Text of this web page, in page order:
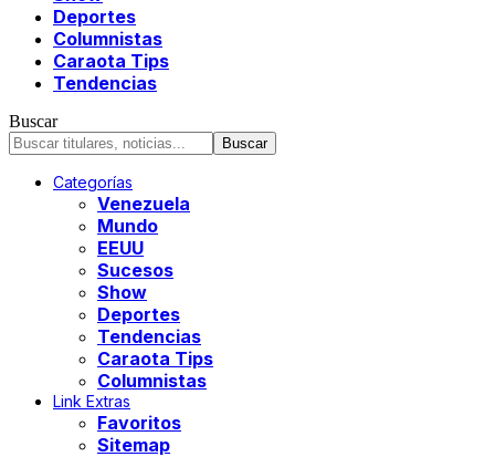
Deportes
Columnistas
Caraota Tips
Tendencias
Buscar
Categorías
Venezuela
Mundo
EEUU
Sucesos
Show
Deportes
Tendencias
Caraota Tips
Columnistas
Link Extras
Favoritos
Sitemap